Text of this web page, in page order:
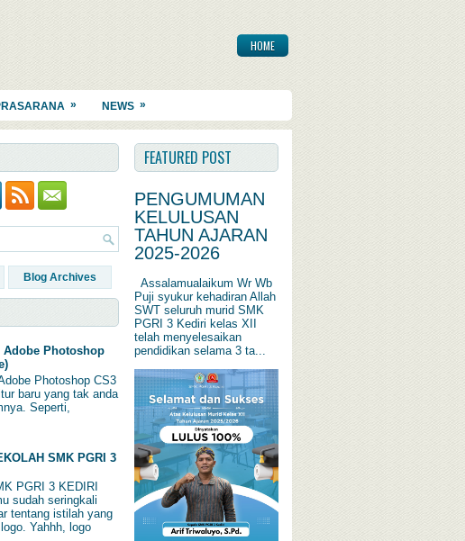
HOME
» NEWS »
Blog Archives
Adobe Photoshop
Photoshop CS3
baru yang tak anda
Seperti,
SMK PGRI 3
PGRI 3 KEDIRI
sudah seringkali
tentang istilah yang
Yahhh, logo
FEATURED POST
PENGUMUMAN
KELULUSAN
TAHUN AJARAN
2025-2026
Assalamualaikum Wr Wb
Puji syukur kehadiran Allah
SWT seluruh murid SMK
PGRI 3 Kediri kelas XII
telah menyelesaikan
pendidikan selama 3 ta...